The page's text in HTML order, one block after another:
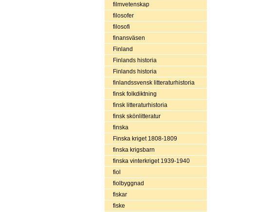
filmvetenskap
filosofer
filosofi
finansväsen
Finland
Finlands historia
Finlands historia
finlandssvensk litteraturhistoria
finsk folkdiktning
finsk litteraturhistoria
finsk skönlitteratur
finska
Finska kriget 1808-1809
finska krigsbarn
finska vinterkriget 1939-1940
fiol
fiolbyggnad
fiskar
fiske